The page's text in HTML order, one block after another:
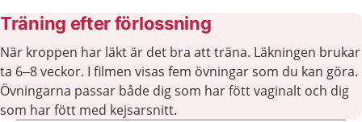
Träning efter förlossning
När kroppen har läkt är det bra att träna. Läkningen brukar
ta 6–8 veckor. I filmen visas fem övningar som du kan göra.
Övningarna passar både dig som har fött vaginalt och dig
som har fött med kejsarsnitt.